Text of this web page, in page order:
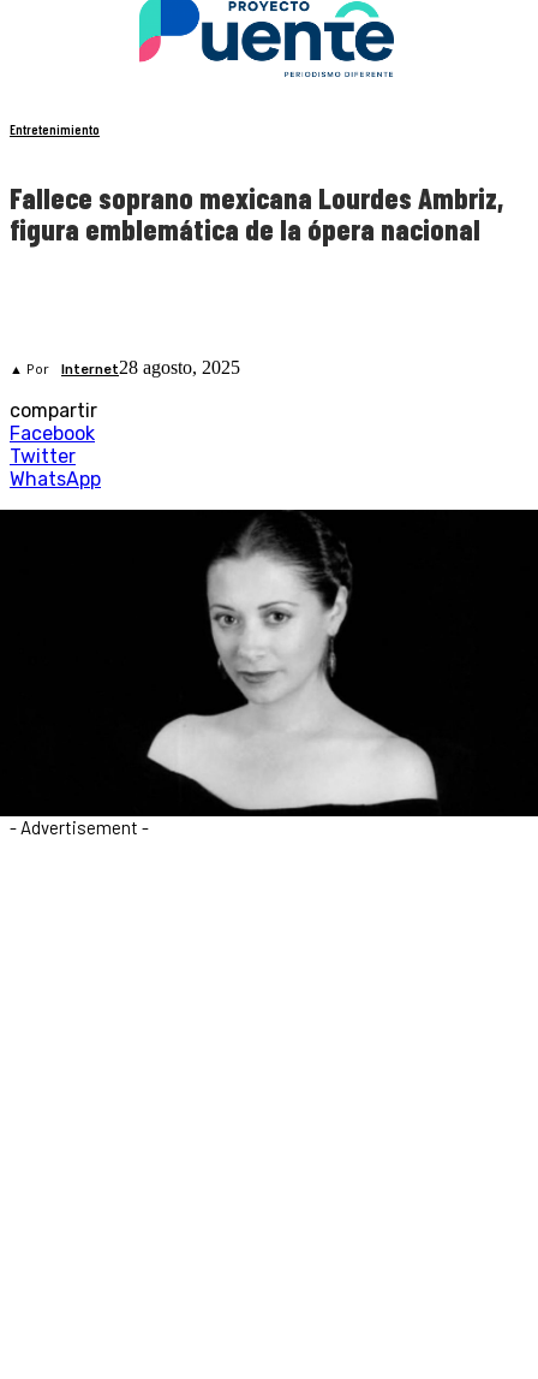
Entretenimiento
Fallece soprano mexicana Lourdes Ambriz,
figura emblemática de la ópera nacional
▲ Por Internet28 agosto, 2025
compartir
Facebook
Twitter
WhatsApp
- Advertisement -